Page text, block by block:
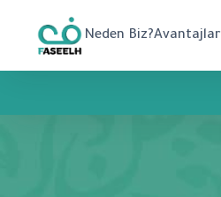
Neden Biz?Avantajlar